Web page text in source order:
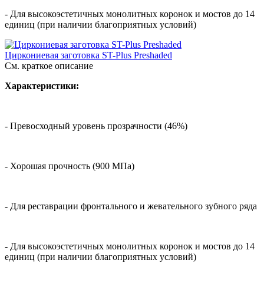
- Для высокоэстетичных монолитных коронок и мостов до 14
единиц (при наличии благоприятных условий)
Циркониевая заготовка ST-Plus Preshaded
См. краткое описание
Характеристики:
- Превосходный уровень прозрачности (46%)
- Хорошая прочность (900 МПа)
- Для реставрации фронтального и жевательного зубного ряда
- Для высокоэстетичных монолитных коронок и мостов до 14
единиц (при наличии благоприятных условий)